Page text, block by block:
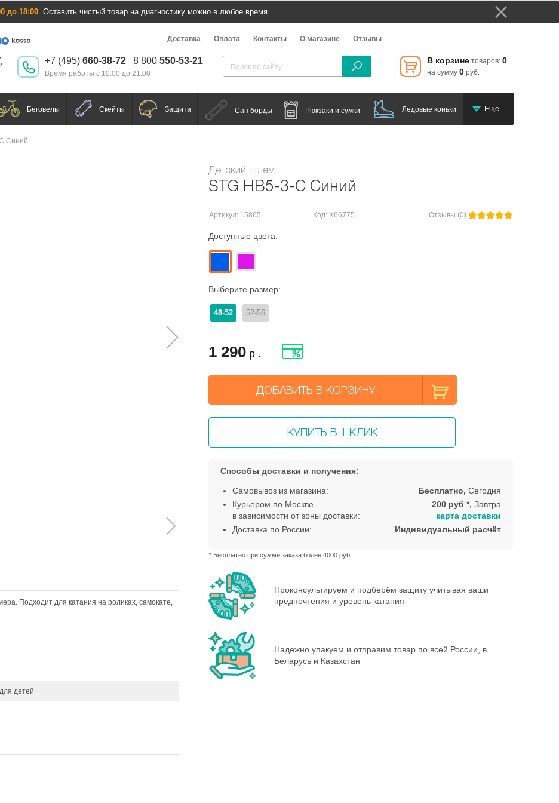
до 18:00. Оставить чистый товар на диагностику можно в любое время.
Доставка Оплата Контакты О магазине Отзывы
В корзине товаров: 0
на сумму 0 руб.
+7 (495) 660-38-72 8 800 550-53-21
Время работы с 10:00 до 21:00
Беговелы Скейты Защита Сап борды Рюкзаки и сумки Ледовые коньки Еще
Синий
Подходит для катания на роликах, самокате,
для детей
Детский шлем
STG HB5-3-C Синий
Артикул: 15865 Код: Х66775 Отзывы (0)
Доступные цвета:
Выберите размер:
48-52 52-56
1 290 р .
ДОБАВИТЬ В КОРЗИНУ
КУПИТЬ В 1 КЛИК
Способы доставки и получения:
Самовывоз из магазина: Бесплатно, Сегодня
Курьером по Москве
в зависимости от зоны доставки:
200 руб *, Завтра
* Бесплатно при сумме заказа более 4000 руб.
карта доставки
Доставка по России:
Индивидуальный расчёт
Проконсультируем и подберём защиту учитывая ваши
предпочтения и уровень катания
Надежно упакуем и отправим товар по всей России, в
Беларусь и Казахстан